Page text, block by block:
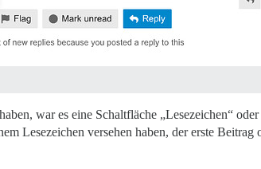
war es eine Schaltfläche „Lesezeichen“
Lesezeichen versehen haben, der erste Beitrag